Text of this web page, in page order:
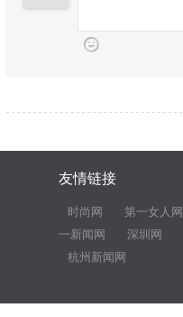
友情链接
时尚网 第一女人网
一新闻网
深圳网
杭州新闻网